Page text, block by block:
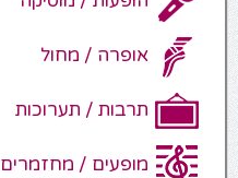
אופרה / מחול
תרבות / תערוכות
מופעים / מחזמרים